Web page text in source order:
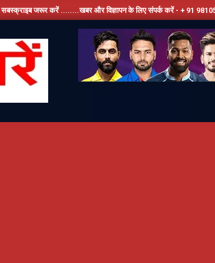
करें ........खबर और विज्ञापन के लिए संपर्क करें - + 91 9810534389,